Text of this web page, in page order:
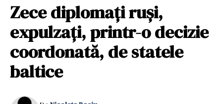
Zece diplomați ruși,
expulzați, printr-o decizie
coordonată, de statele
baltice